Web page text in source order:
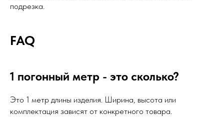
подрезка.
FAQ
1 погонный метр - это сколько?
Это 1 метр длины изделия. Ширина, высота или
комплектация зависят от конкретного товара.